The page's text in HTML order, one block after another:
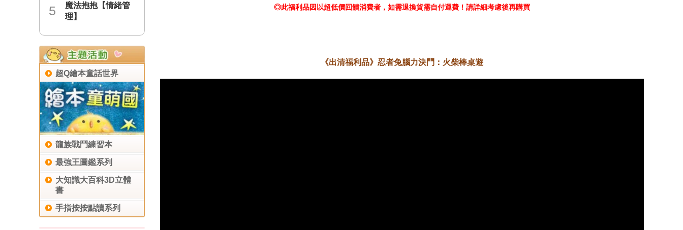
NT$221
5
魔法抱抱【情緒管
理】
NT$221
超Q繪本童話世界
龍族戰鬥練習本
最強王圖鑑系列
大知識大百科3D立體
書
手指按按點讀系列
◎此福利品因以超低價回饋消費者，如需退換貨需自付運費！請詳細考慮後再購買
《出清福利品》忍者兔腦力決鬥：火柴棒桌遊